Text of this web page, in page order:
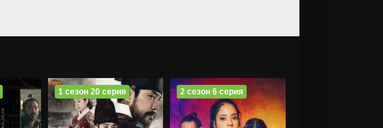
1 сезон 20 серия 2 сезон 6 серия